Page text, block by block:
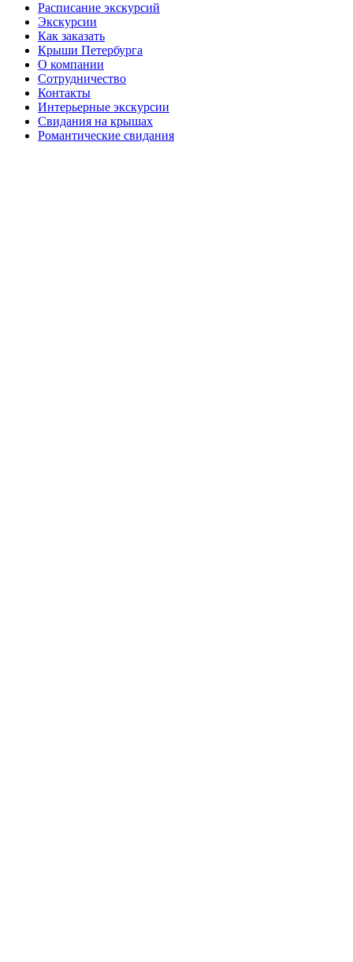
Расписание экскурсий
Экскурсии
Как заказать
Крыши Петербурга
О компании
Сотрудничество
Контакты
Интерьерные экскурсии
Свидания на крышах
Романтические свидания